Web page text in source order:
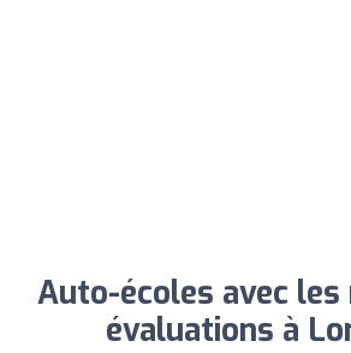
Auto-écoles avec
évaluations à